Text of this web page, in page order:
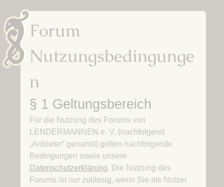
Forum
Nutzungsbedingunge
n
§ 1 Geltungsbereich
Für die Nutzung des Forums von
LENDERMANNEN e. V. (nachfolgend
„Anbieter“ genannt) gelten nachfolgende
Bedingungen sowie unsere
Datenschutzerklärung. Die Nutzung des
Forums ist nur zulässig, wenn Sie als Nutzer